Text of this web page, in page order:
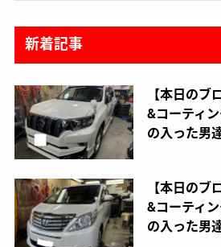
新着記事
【本日の
&コーティ
の入った男
【本日の
&コーティ
の入った男